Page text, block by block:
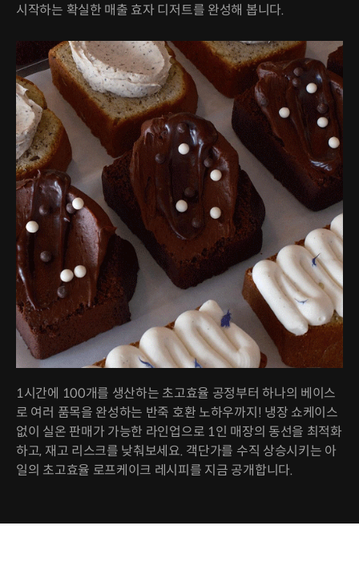
시작하는 확실한 매출 효자 디저트를 완성해 봅니다.
1시간에 100개를 생산하는 초고효율 공정부터 하나의 베이스
로 여러 품목을 완성하는 반죽 호환 노하우까지! 냉장 쇼케이스
없이 실온 판매가 가능한 라인업으로 1인 매장의 동선을 최적화
하고, 재고 리스크를 낮춰보세요. 객단가를 수직 상승시키는 아
일의 초고효율 로프케이크 레시피를 지금 공개합니다.